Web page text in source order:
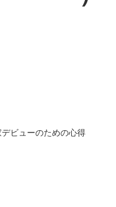
ビューのための心得